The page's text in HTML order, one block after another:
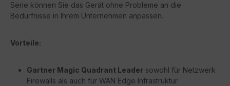
Serie können Sie das Gerät ohne Probleme an die
Bedürfnisse in Ihrem Unternehmen anpassen.
Vorteile:
Gartner Magic Quadrant Leader sowohl für Netzwerk
Firewalls als auch für WAN Edge Infrastruktur